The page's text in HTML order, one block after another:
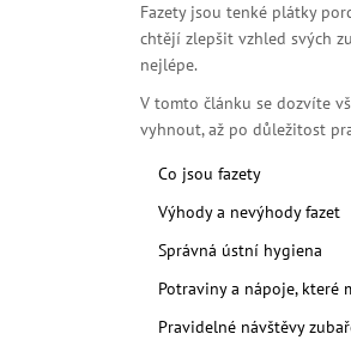
Fazety jsou tenké plátky
chtějí zlepšit vzhled svých
nejlépe.
V tomto článku se dozvíte
vyhnout, až po důležitost
Co jsou fazety
Výhody a nevýhody fazet
Správná ústní hygiena
Potraviny a nápoje, které
Pravidelné návštěvy